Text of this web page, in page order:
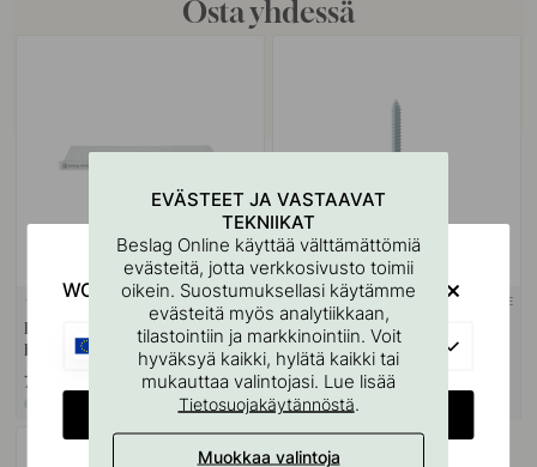
Osta yhdessä
127
Kahvojen Ja Nuppien
Porausmalli
7 €
10 SEINÄKIINNIKE
Ruuvitappi M4x50mm 1 kpl
1.10 €
Varastossa
EVÄSTEET JA VASTAAVAT
TEKNIIKAT
Beslag Online käyttää välttämättömiä
evästeitä, jotta verkkosivusto toimii
oikein. Suostumuksellasi käytämme
evästeitä myös analytiikkaan,
tilastointiin ja markkinointiin. Voit
hyväksyä kaikki, hylätä kaikki tai
mukauttaa valintojasi. Lue lisää
Tietosuojakäytännöstä.
Muokkaa valintoja
WOULD YOU RATHER VISIT?
EU
CHANGE COUNTRY